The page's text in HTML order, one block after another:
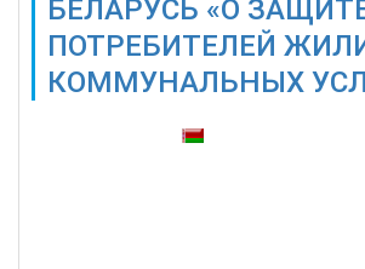
БЕЛАРУСЬ «О
ПОТРЕБИТЕЛЕЙ
КОММУНАЛЬНЫХ
Также доступны: